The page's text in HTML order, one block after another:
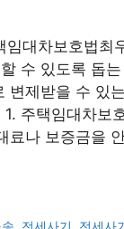
대차보호법최
수 있도록 돕
변제받을 수 있
주택임대차보
료나 보증금을